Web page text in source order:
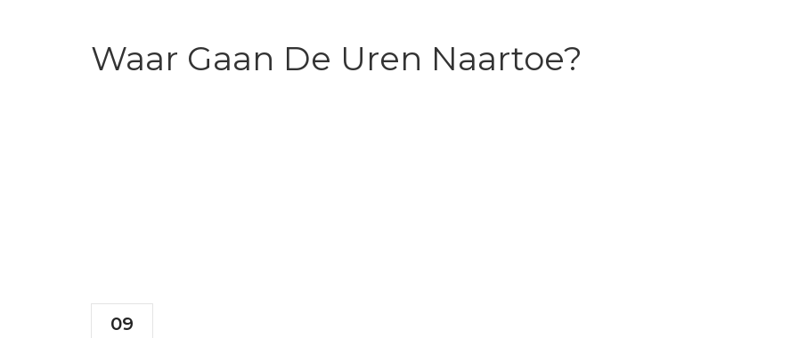
Waar Gaan De Uren Naartoe?
09